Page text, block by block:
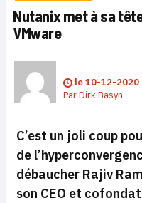
Nutanix met à sa
VMware
le10-12-2020
ParDirk Basyn
C’est un joli coup
de
débaucher Rajiv
son CEO et